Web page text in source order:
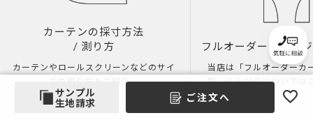
カーテンの採寸方法
/ 測り方
カーテンやロールスクリーンなどのサイ
ズの測り方をご紹介。
フルオーダーとイー
当店は「フルオーダーカ
製、仕上がりについては
サンプル
生地請求
ご注文へ